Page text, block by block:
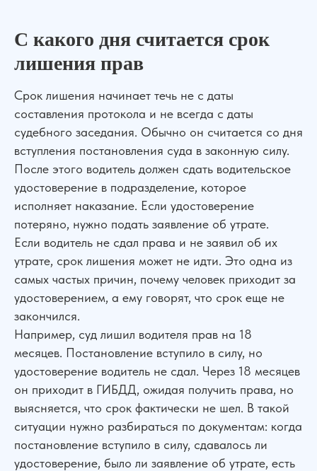
С какого дня считается срок
лишения прав
Срок лишения начинает течь не с даты
составления протокола и не всегда с даты
судебного заседания. Обычно он считается со дня
вступления постановления суда в законную силу.
После этого водитель должен сдать водительское
удостоверение в подразделение, которое
исполняет наказание. Если удостоверение
потеряно, нужно подать заявление об утрате.
Если водитель не сдал права и не заявил об их
утрате, срок лишения может не идти. Это одна из
самых частых причин, почему человек приходит за
удостоверением, а ему говорят, что срок еще не
закончился.
Например, суд лишил водителя прав на 18
месяцев. Постановление вступило в силу, но
удостоверение водитель не сдал. Через 18 месяцев
он приходит в ГИБДД, ожидая получить права, но
выясняется, что срок фактически не шел. В такой
ситуации нужно разбираться по документам: когда
постановление вступило в силу, сдавалось ли
удостоверение, было ли заявление об утрате, есть